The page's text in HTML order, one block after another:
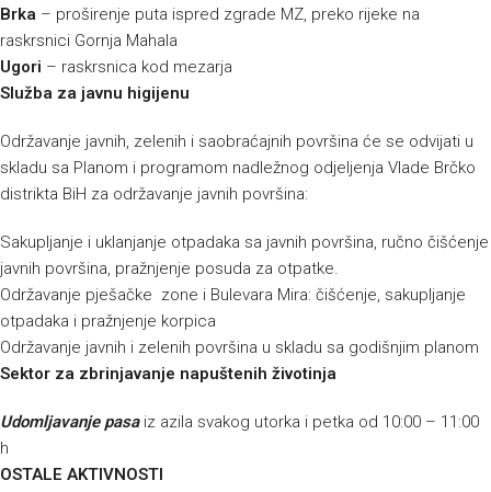
Brka – proširenje puta ispred zgrade MZ, preko rijeke na
raskrsnici Gornja Mahala
Ugori – raskrsnica kod mezarja
Služba za javnu higijenu
Održavanje javnih, zelenih i saobraćajnih površina će se odvijati u
skladu sa Planom i programom nadležnog odjeljenja Vlade Brčko
distrikta BiH za održavanje javnih površina:
Sakupljanje i uklanjanje otpadaka sa javnih površina, ručno čišćenje
javnih površina, pražnjenje posuda za otpatke.
Održavanje pješačke zone i Bulevara Mira: čišćenje, sakupljanje
otpadaka i pražnjenje korpica
Održavanje javnih i zelenih površina u skladu sa godišnjim planom
Sektor za zbrinjavanje napuštenih životinja
Udomljavanje pasaiz azila svakog utorka i petka od 10:00 – 11:00
h
OSTALE AKTIVNOSTI